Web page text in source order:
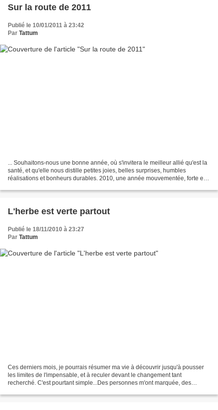
Sur la route de 2011
Publié le 10/01/2011 à 23:42
Par Tattum
... Souhaitons-nous une bonne année, où s'invitera le meilleur allié qu'est la
santé, et qu'elle nous distille petites joies, belles surprises, humbles
réalisations et bonheurs durables. 2010, une année mouvementée, forte en
L'herbe est verte partout
Publié le 18/11/2010 à 23:27
Par Tattum
Ces derniers mois, je pourrais résumer ma vie à découvrir jusqu'à pousser
les limites de l'impensable, et à reculer devant le changement tant
recherché. C'est pourtant simple...Des personnes m'ont marquée, des